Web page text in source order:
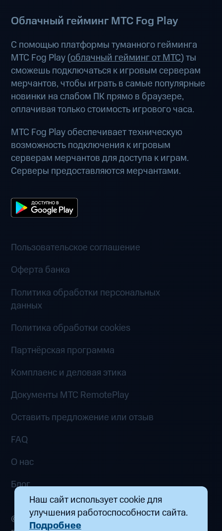
Наш сайт использует cookie для
улучшения работоспособности сайта.
Подробнее
Облачный гейминг МТС Fog Play
С помощью платформы туманного гейминга
МТС Fog Play (облачный гейминг от МТС) ты
сможешь подключаться к игровым серверам
мерчантов, чтобы играть в самые популярные
новинки на слабом ПК прямо в браузере,
оплачивая только стоимость игрового часа.
МТС Fog Play обеспечивает техническую
возможность подключения к игровым
серверам мерчантов для доступа к играм.
Серверы предоставляются мерчантами.
Пользовательское соглашение
Оферта банка
Политика обработки персональных
данных
Политика обработки cookies
Партнёрская программа
Комплаенс и деловая этика
Документы MTC RemotePlay
Оставить предложение или отзыв
FAQ
О нас
Блог
© 2026 ООО «Маркетплейс распределенных